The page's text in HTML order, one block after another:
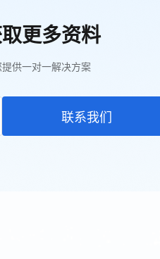
更多资料
供一对一解决方案
联系我们